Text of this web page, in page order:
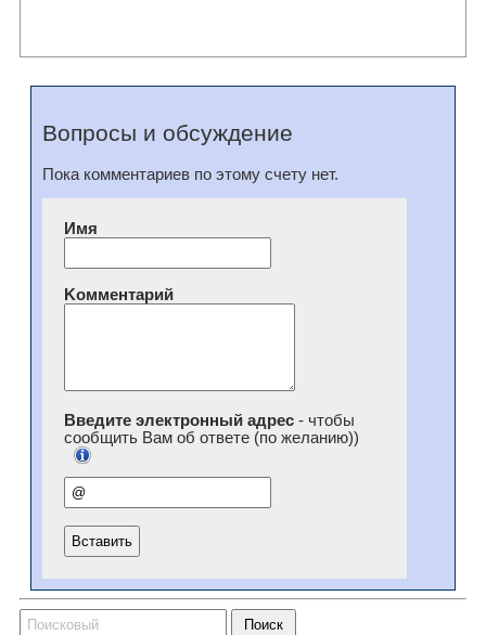
Вопросы и обсуждение
Пока комментариев по этому счету нет.
Имя
Kомментарий
Введите электронный адрес- чтобы
сообщить Вам об ответе (по желанию))